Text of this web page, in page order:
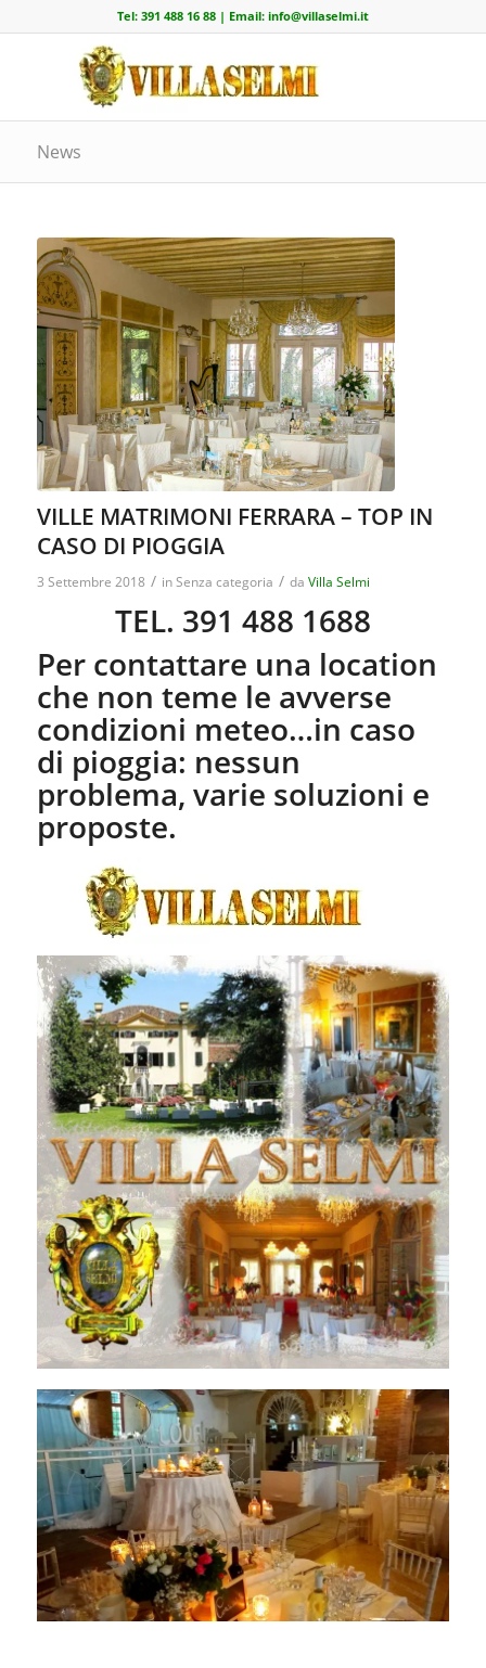
Tel: 391 488 16 88| Email: info@villaselmi.it
News
VILLE MATRIMONI FERRARA – TOP IN
CASO DI PIOGGIA
3 Settembre 2018 / inSenza categoria / da Villa Selmi
TEL. 391 488 1688
Per contattare una location
che non teme le avverse
condizioni meteo…in caso
di pioggia: nessun
problema, varie soluzioni e
proposte.